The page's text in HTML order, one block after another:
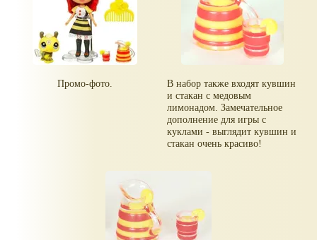
Промо-фото.
В набор также входят кувшин
и стакан с медовым
лимонадом. Замечательное
дополнение для игры с
куклами - выглядит кувшин и
стакан очень красиво!